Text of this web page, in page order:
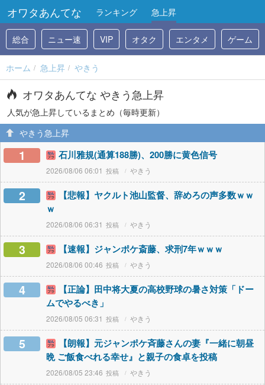
オワタあんてな ランキング 急上昇
総合 ニュー速 VIP オタク エンタメ ゲーム
ホーム 急上昇 やきう
オワタあんてな やきう急上昇
人気が急上昇しているまとめ（毎時更新）
やきう急上昇
1 石川雅規(通算188勝)、200勝に黄色信号
2026/08/06 06:01 やきう
2
【悲報】ヤクルト池山監督、辞めろの声多数ｗｗ
ｗ
2026/08/06 06:31 やきう
3 【速報】ジャンポケ斎藤、求刑7年ｗｗｗ
2026/08/06 00:46 やきう
4
【正論】田中将大夏の高校野球の暑さ対策「ドー
ムでやるべき」
2026/08/05 06:31 やきう
5
【朗報】元ジャンポケ斉藤さんの妻『一緒に朝昼
晩 ご飯食べれる幸せ』と親子の食卓を投稿
2026/08/05 23:46 やきう